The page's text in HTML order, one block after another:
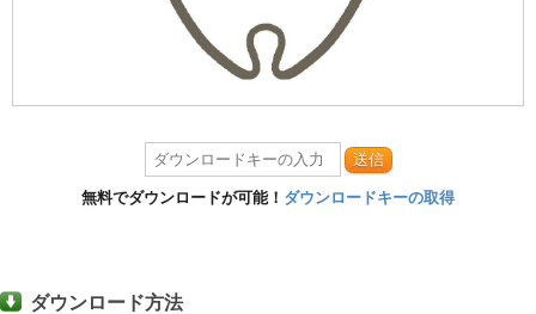
送信
無料でダウンロードが可能！ ダウンロードキーの取得
ダウンロード方法